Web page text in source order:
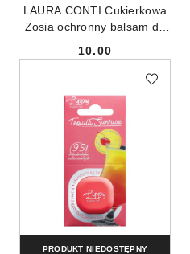
LAURA CONTI Cukierkowa
Zosia ochronny balsam do
owoców 3.8g
Cena:
10.00
PRODUKT NIEDOSTĘPNY